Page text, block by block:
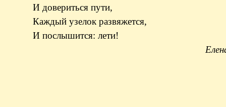
И довериться пути,
Каждый узелок развяжется,
И послышится: лети!